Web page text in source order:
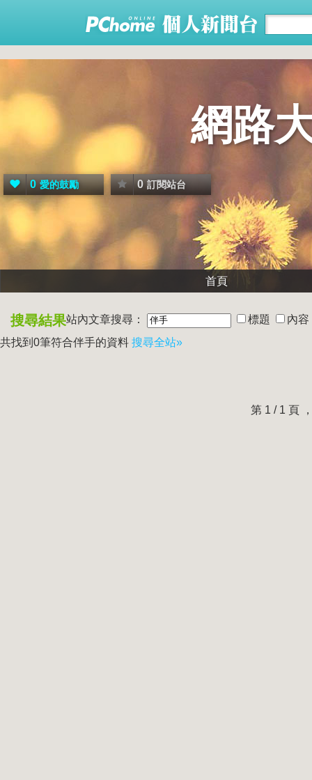
網路
0 愛的鼓勵 0 訂閱站台
首頁
搜尋結果站內文章搜尋： 標題
內容
共找到0筆符合伴手的資料 搜尋全站»
第 1 / 1